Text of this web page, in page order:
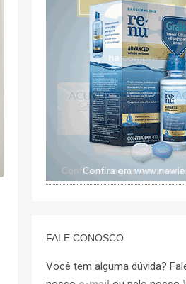
FALE CONOSCO
Você tem alguma dúvida?